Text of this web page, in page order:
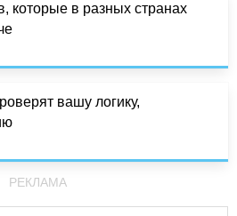
которые в разных странах
вашу логику,
РЕКЛАМА